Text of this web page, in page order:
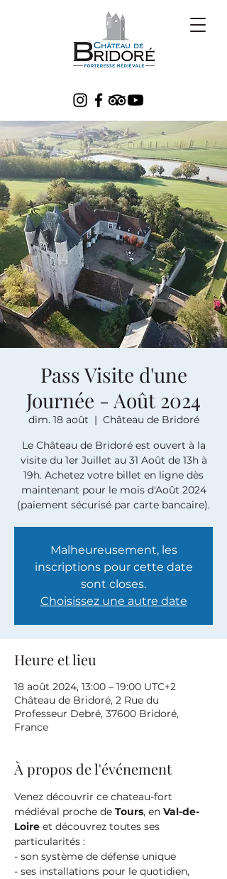
Pass Visite d'une
Journée - Août 2024
dim. 18 août
  |
Château de Bridoré
Le Château de Bridoré est ouvert à la
visite du 1er Juillet au 31 Août de 13h à
19h. Achetez votre billet en ligne dès
maintenant pour le mois d'Août 2024
(paiement sécurisé par carte bancaire).
Malheureusement, les
inscriptions pour cette date
sont closes.
Choisissez une autre date
Heure et lieu
18 août 2024, 13:00 – 19:00 UTC+2
Château de Bridoré, 2 Rue du
Professeur Debré, 37600 Bridoré,
France
À propos de l'événement
Venez découvrir ce chateau-fort
médiéval proche de Tours, en Val-de-
Loire et découvrez toutes ses
particularités :
- son système de défense unique
- ses installations pour le quotidien,